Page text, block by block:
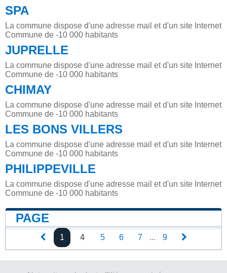
SPA
La commune dispose d'une adresse mail et d'un site Internet
Commune de -10 000 habitants
JUPRELLE
La commune dispose d'une adresse mail et d'un site Internet
Commune de -10 000 habitants
CHIMAY
La commune dispose d'une adresse mail et d'un site Internet
Commune de -10 000 habitants
LES BONS VILLERS
La commune dispose d'une adresse mail et d'un site Internet
Commune de -10 000 habitants
PHILIPPEVILLE
La commune dispose d'une adresse mail et d'un site Internet
Commune de -10 000 habitants
PAGE
1 4 5 6 7 ... 9